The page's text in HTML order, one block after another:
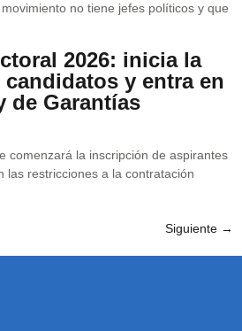
no tiene jefes políticos y que
2026: inicia la
y entra en
de Garantías
comenzará la inscripción de aspirantes
las restricciones a la contratación
Siguiente →